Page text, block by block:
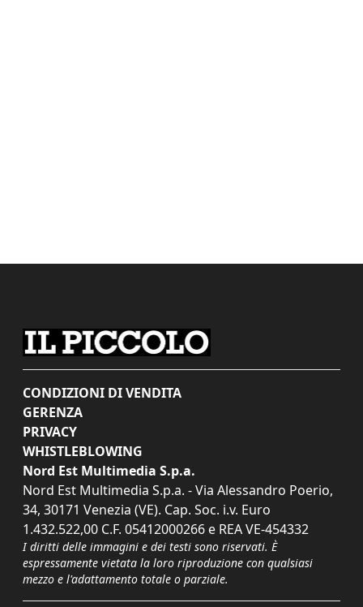
CONDIZIONI DI VENDITA
GERENZA
PRIVACY
WHISTLEBLOWING
Nord Est Multimedia S.p.a.
Nord Est Multimedia S.p.a. - Via Alessandro Poerio,
34, 30171 Venezia (VE). Cap. Soc. i.v. Euro
1.432.522,00 C.F. 05412000266 e REA VE-454332
I diritti delle immagini e dei testi sono riservati. È
espressamente vietata la loro riproduzione con qualsiasi
mezzo e l'adattamento totale o parziale.